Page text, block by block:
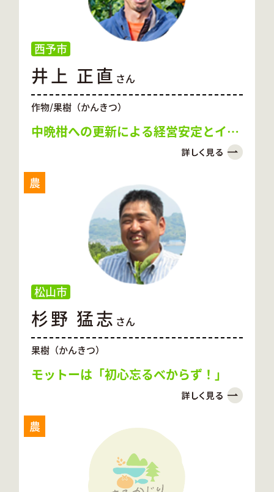
西予市
井上 正直 さん
作物/果樹（かんきつ）
中晩柑への更新による経営安定とイノ
農
松山市
杉野 猛志 さん
果樹（かんきつ）
モットーは「初心忘るべからず！」
農